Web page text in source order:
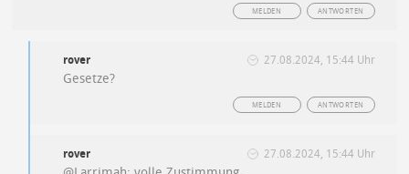
ANTWORTEN
MELDEN
rover 27.08.2024, 15:44 Uhr
Gesetze?
ANTWORTEN
MELDEN
rover 27.08.2024, 15:44 Uhr